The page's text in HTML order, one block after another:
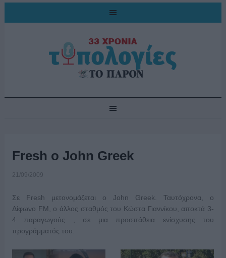
Fresh o John Greek
21/09/2009
Σε Fresh μετονομάζεται ο John Greek. Ταυτόχρονα, o
Δίφωνο FM, ο άλλος σταθμός του Κώστα Γιαννίκου, αποκτά 3-
4 παραγωγούς , σε μια προσπάθεια ενίσχυσης του
προγράμματός του.